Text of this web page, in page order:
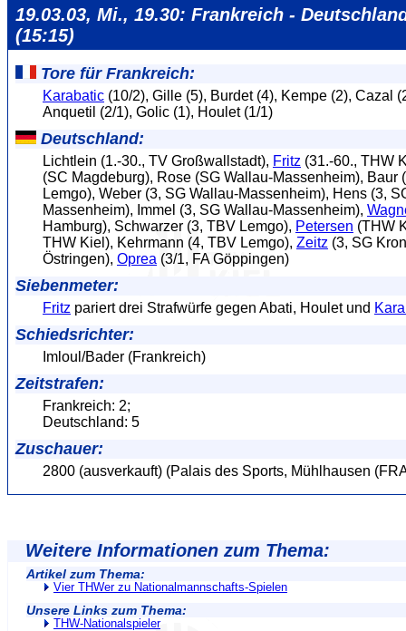
19.03.03, Mi., 19.30: Frankreich -
(15:15)
Tore für Frankreich:
Karabatic (10/2), Gille (5), Burdet (4), Kempe (2), Cazal
Anquetil (2/1), Golic (1), Houlet (1/1)
Deutschland:
Lichtlein (1.-30., TV Großwallstadt), Fritz (31.-60., THW
(SC Magdeburg), Rose (SG Wallau-Massenheim), Baur
Lemgo), Weber (3, SG Wallau-Massenheim), Hens (3,
Massenheim), Immel (3, SG Wallau-Massenheim),
Hamburg), Schwarzer (3, TBV Lemgo), Petersen (THW
THW Kiel), Kehrmann (4, TBV Lemgo), Zeitz (3, SG
Östringen), Oprea (3/1, FA Göppingen)
Siebenmeter:
Fritz pariert drei Strafwürfe gegen Abati, Houlet und
Schiedsrichter:
Imloul/Bader (Frankreich)
Zeitstrafen:
Frankreich: 2;
Deutschland: 5
Zuschauer:
2800 (ausverkauft) (Palais des Sports, Mühlhausen
Weitere Informationen zum Thema:
Artikel zum Thema:
Vier THWer zu Nationalmannschafts-Spielen
Unsere Links zum Thema:
THW-Nationalspieler